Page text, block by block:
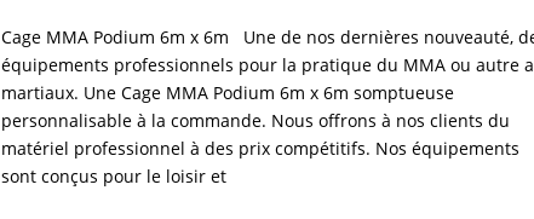
Cage MMA Podium 6m x 6m Une de nos dernières nouveauté,
équipements professionnels pour la pratique du MMA ou autre
martiaux. Une Cage MMA Podium 6m x 6m somptueuse
personnalisable à la commande. Nous offrons à nos clients du
matériel professionnel à des prix compétitifs. Nos équipements
sont conçus pour le loisir et